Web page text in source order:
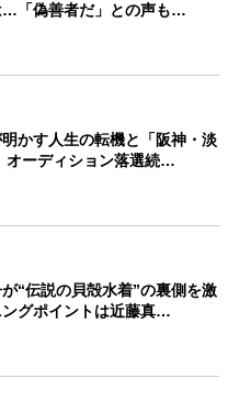
…「偽善者だ」との声も…
かす人生の転機と「阪神・淡
オーディション落選続…
“伝説の貝殻水着”の裏側を激
グポイントは近藤真…